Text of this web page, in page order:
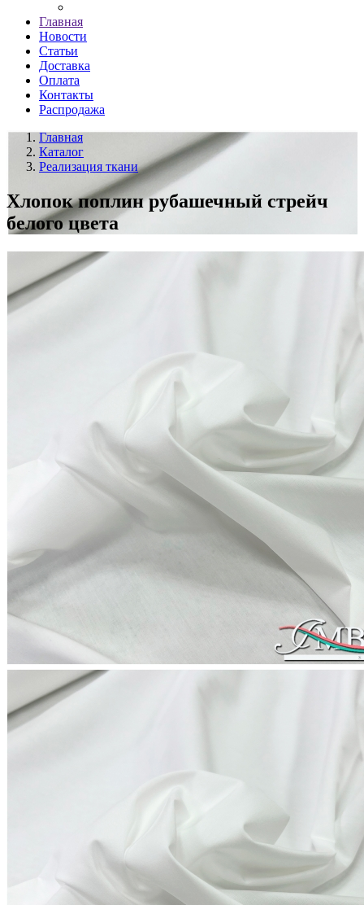
Главная
Новости
Статьи
Доставка
Оплата
Контакты
Распродажа
Главная
Каталог
Реализация ткани
Хлопок поплин рубашечный стрейч
белого цвета